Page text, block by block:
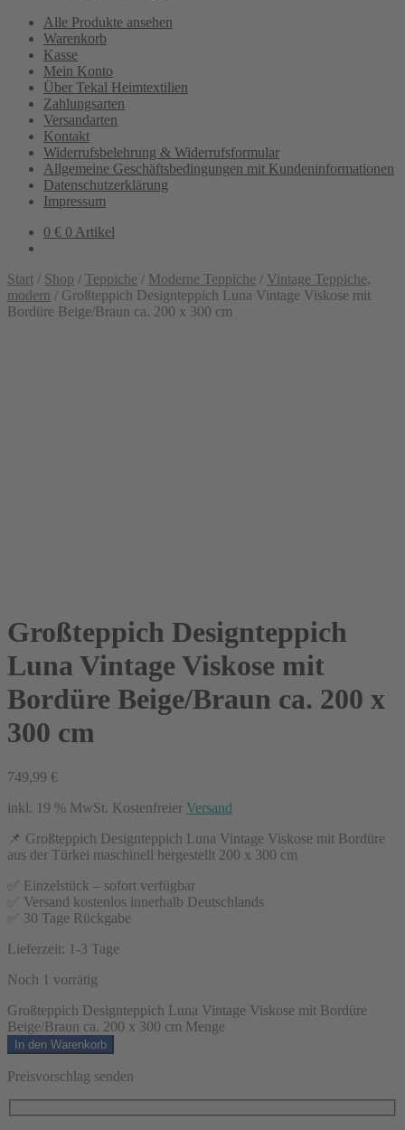
Alle Produkte ansehen
Warenkorb
Kasse
Mein Konto
Über Tekal Heimtextilien
Zahlungsarten
Versandarten
Kontakt
Widerrufsbelehrung & Widerrufsformular
Allgemeine Geschäftsbedingungen mit Kundeninformationen
Datenschutzerklärung
Impressum
0 € 0 Artikel
Start / Shop / Teppiche / Moderne Teppiche / Vintage Teppiche,
modern / Großteppich Designteppich Luna Vintage Viskose mit
Bordüre Beige/Braun ca. 200 x 300 cm
Großteppich Designteppich
Luna Vintage Viskose mit
Bordüre Beige/Braun ca. 200 x
300 cm
749,99 €
inkl. 19 % MwSt. Kostenfreier Versand
📌 Großteppich Designteppich Luna Vintage Viskose mit Bordüre
aus der Türkei maschinell hergestellt 200 x 300 cm
✅ Einzelstück – sofort verfügbar
✅ Versand kostenlos innerhalb Deutschlands
✅ 30 Tage Rückgabe
Lieferzeit: 1-3 Tage
Noch 1 vorrätig
Großteppich Designteppich Luna Vintage Viskose mit Bordüre
Beige/Braun ca. 200 x 300 cm Menge
In den Warenkorb
Preisvorschlag senden